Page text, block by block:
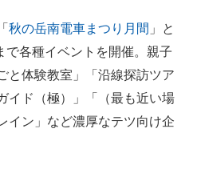
秋の岳南電車まつり月間 」と
で各種イベントを開催。親子
と体験教室」「沿線探訪ツア
イド（極）」「（最も近い場
イン」など濃厚なテツ向け企